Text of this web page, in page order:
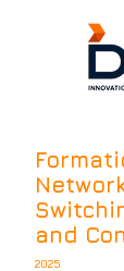
and
2025